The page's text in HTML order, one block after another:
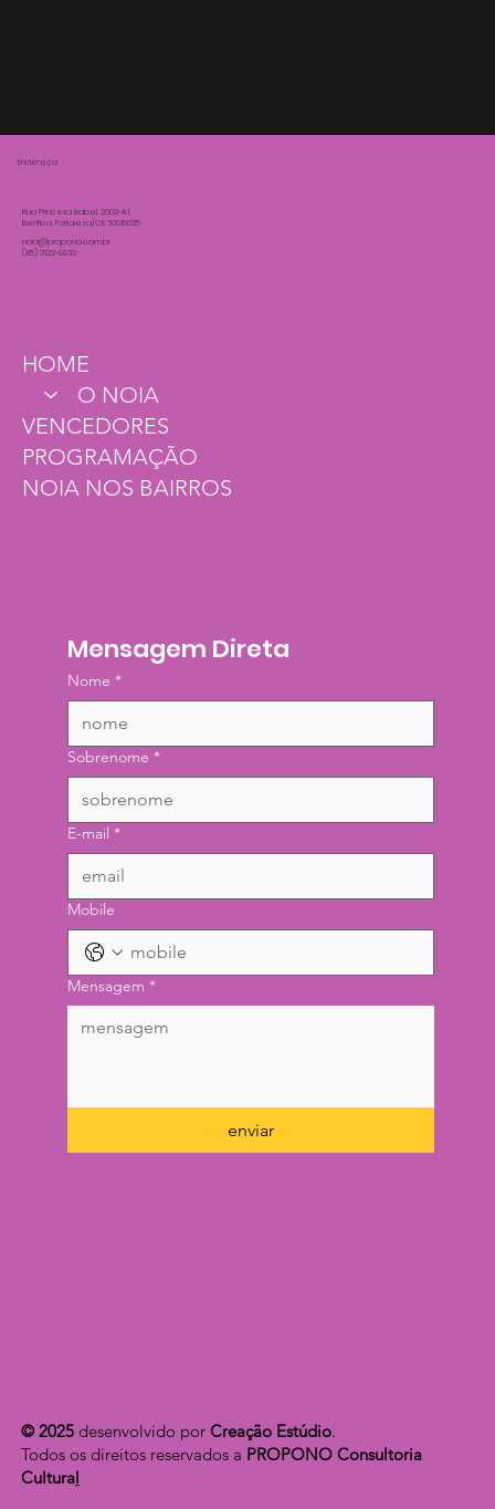
Mensagem Direta
Nome *
Sobrenome *
E-mail *
Mobile
Mensagem *
enviar
© 2025desenvolvido por Creação Estúdio.
Todos os direitos reservados a PROPONO Consultoria
Cultural
Endereço:
Rua Princesa Isabel, 2002-A1,
Benfica, Fortaleza/CE 60015035
noia@propono.com.br
(85) 3122-9960
HOME
O NOIA
VENCEDORES
PROGRAMAÇÃO
NOIA NOS BAIRROS